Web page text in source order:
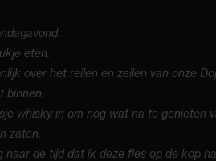
eten.
over het reilen en zeilen van onze
binnen.
whisky in om nog wat na te genieten
zaten.
de tijd dat ik deze fles op de kop